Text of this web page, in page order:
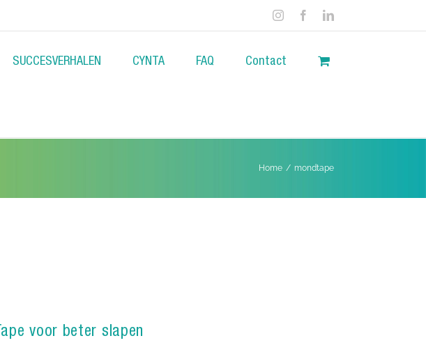
InstagramFacebookLinkedIn
SUCCESVERHALEN CYNTA FAQ Contact
Home / mondtape
voor beter slapen